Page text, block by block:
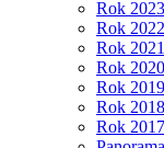
Rok 2023
Rok 2022
Rok 2021
Rok 2020
Rok 2019
Rok 2018
Rok 2017